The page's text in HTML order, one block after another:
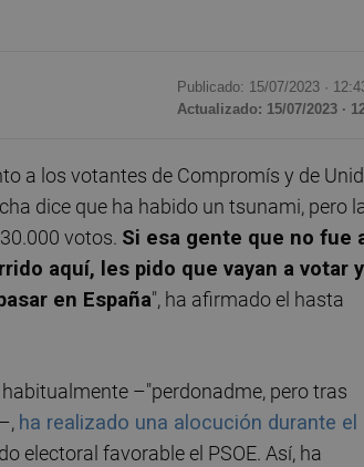
Publicado: 15/07/2023 ·
Actualizado: 15/07/2023 ·
a los votantes de Compromís y de
dice que ha habido un tsunami, pero
votos. Si esa gente que no fue
aquí, les pido que vayan a votar y
en España", ha afirmado el hasta
–"perdonadme, pero tras
ha realizado una alocución durante el
electoral favorable el PSOE. Así, ha